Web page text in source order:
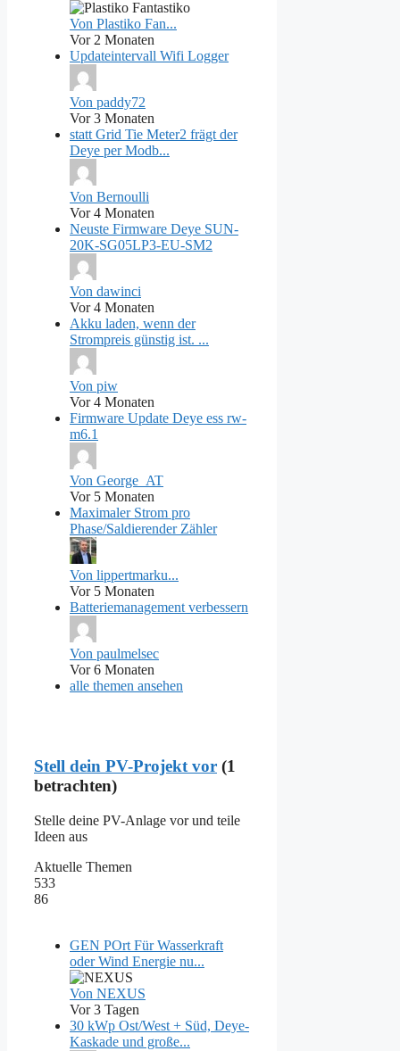
Von Plastiko Fan...
Vor 2 Monaten
Updateintervall Wifi Logger
Von paddy72
Vor 3 Monaten
statt Grid Tie Meter2 frägt der
Deye per Modb...
Von Bernoulli
Vor 4 Monaten
Neuste Firmware Deye SUN-
20K-SG05LP3-EU-SM2
Von dawinci
Vor 4 Monaten
Akku laden, wenn der
Strompreis günstig ist. ...
Von piw
Vor 4 Monaten
Firmware Update Deye ess rw-
m6.1
Von George_AT
Vor 5 Monaten
Maximaler Strom pro
Phase/Saldierender Zähler
Von lippertmarku...
Vor 5 Monaten
Batteriemanagement verbessern
Von paulmelsec
Vor 6 Monaten
alle themen ansehen
Stell dein PV-Projekt vor (1
betrachten)
Stelle deine PV-Anlage vor und teile
Ideen aus
Aktuelle Themen
533
86
GEN POrt Für Wasserkraft
oder Wind Energie nu...
Von NEXUS
Vor 3 Tagen
30 kWp Ost/West + Süd, Deye-
Kaskade und große...